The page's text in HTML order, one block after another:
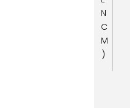
N
C
M
)